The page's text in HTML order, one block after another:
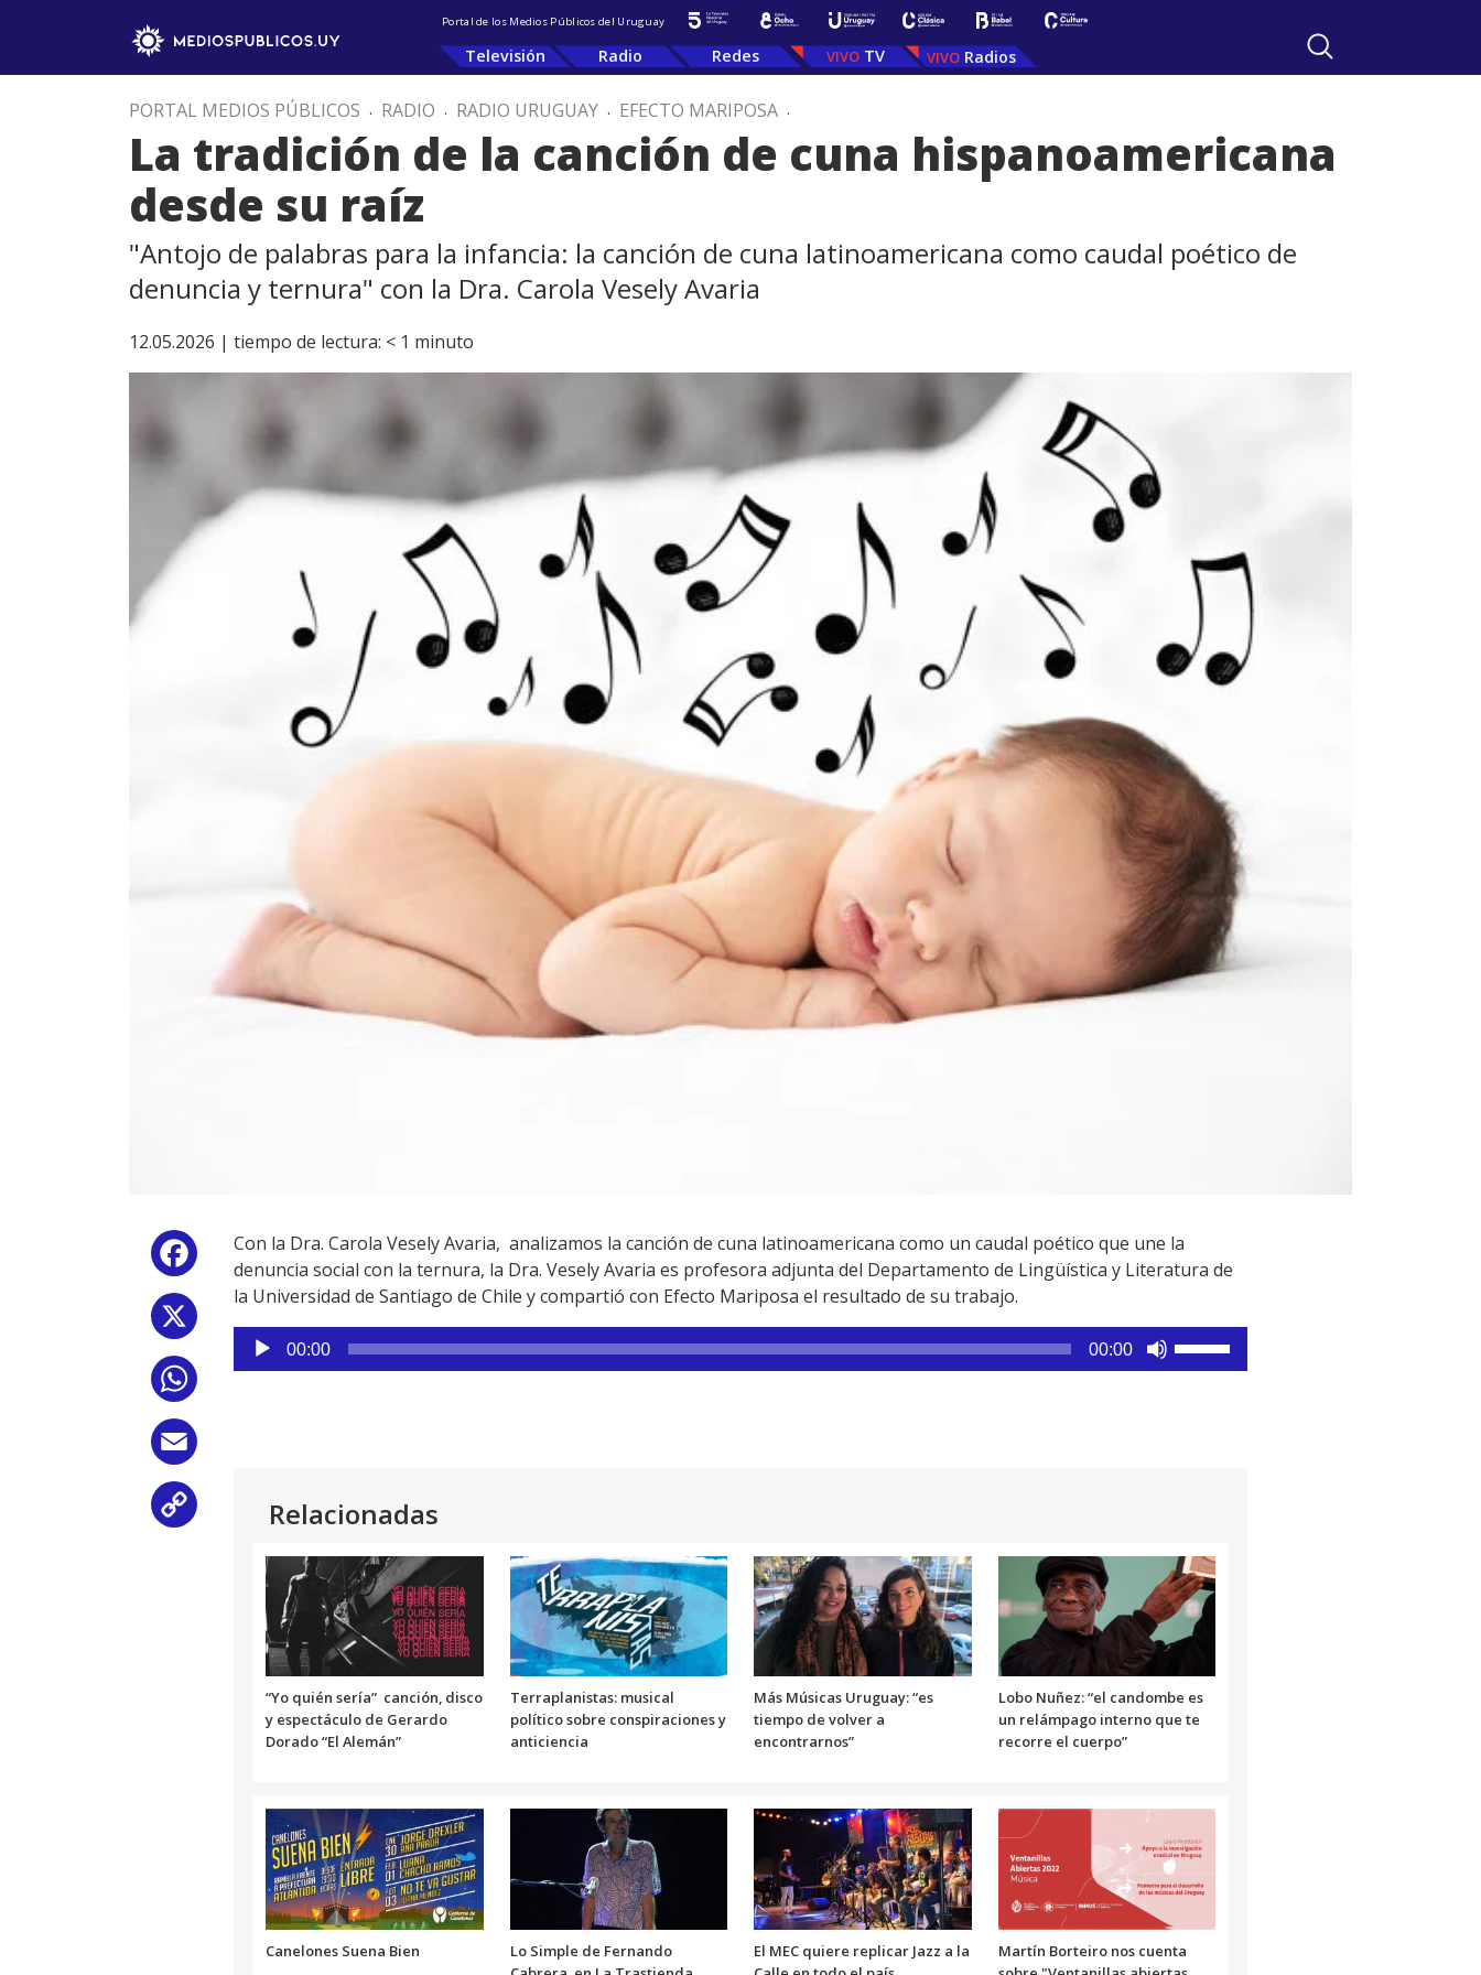
Portal de los Medios Públicos del Uruguay
Televisión Radio Redes TV Radios
PORTAL MEDIOS PÚBLICOS . RADIO . RADIO URUGUAY . EFECTO MARIPOSA .
La tradición de la canción de cuna hispanoamericana
desde su raíz
"Antojo de palabras para la infancia: la canción de cuna latinoamericana como caudal poético de
denuncia y ternura" con la Dra. Carola Vesely Avaria
12.05.2026 | tiempo de lectura: < 1 minuto
Facebook
Con la Dra. Carola Vesely Avaria, analizamos la canción de cuna latinoamericana como un caudal poético que une la
denuncia social con la ternura, la Dra. Vesely Avaria es profesora adjunta del Departamento de Lingüística y Literatura de
la Universidad de Santiago de Chile y compartió con Efecto Mariposa el resultado de su trabajo.
Reproductor
de
00:00 00:00
disminuir
el
volumen.
Relacionadas
“Yo quién sería” canción, disco
y espectáculo de Gerardo
Dorado “El Alemán”
Terraplanistas: musical
político sobre conspiraciones y
anticiencia
Más Músicas Uruguay: “es
tiempo de volver a
encontrarnos”
Lobo Nuñez: “el candombe es
un relámpago interno que te
recorre el cuerpo”
Canelones Suena Bien
Lo Simple de Fernando
El MEC quiere replicar Jazz a la
Martín Borteiro nos cuenta